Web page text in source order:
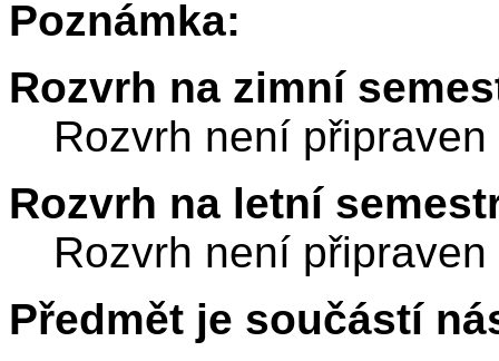
Poznámka:
Rozvrh na zimní
Rozvrh není připraven
Rozvrh na letní
Rozvrh není připraven
Předmět je součástí